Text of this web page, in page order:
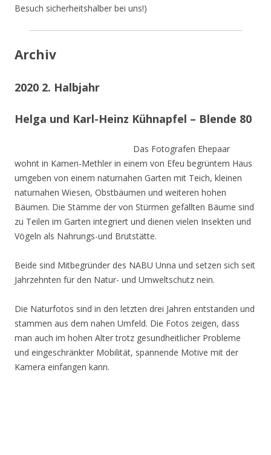
Besuch sicherheitshalber bei uns!)
Archiv
2020 2. Halbjahr
Helga und Karl-Heinz Kühnapfel – Blende 80
Das Fotografen Ehepaar
wohnt in Kamen-Methler in einem von Efeu begrüntem Haus
umgeben von einem naturnahen Garten mit Teich, kleinen
naturnahen Wiesen, Obstbäumen und weiteren hohen
Bäumen. Die Stämme der von Stürmen gefällten Bäume sind
zu Teilen im Garten integriert und dienen vielen Insekten und
Vögeln als Nahrungs-und Brutstätte.
Beide sind Mitbegründer des NABU Unna und setzen sich seit
Jahrzehnten für den Natur- und Umweltschutz nein.
Die Naturfotos sind in den letzten drei Jahren entstanden und
stammen aus dem nahen Umfeld. Die Fotos zeigen, dass
man auch im hohen Alter trotz gesundheitlicher Probleme
und eingeschränkter Mobilität, spannende Motive mit der
Kamera einfangen kann.